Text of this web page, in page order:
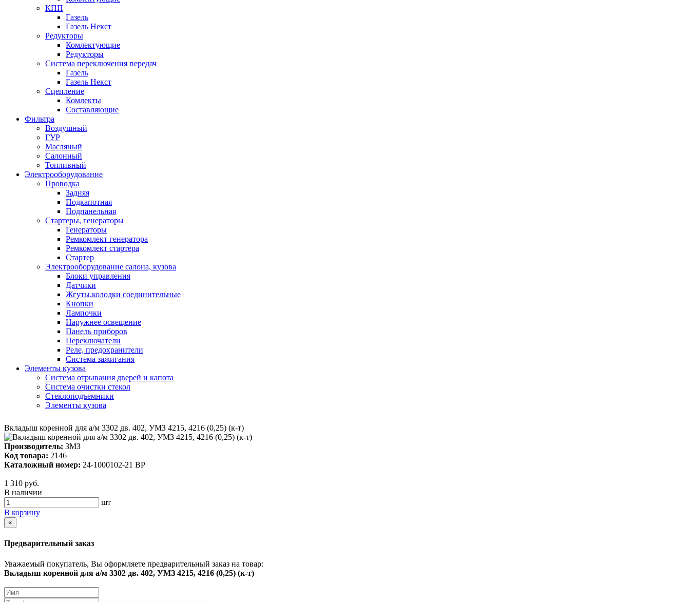
КПП
Газель
Газель Некст
Редукторы
Комлектующие
Редукторы
Система переключения передач
Газель
Газель Некст
Сцепление
Комлекты
Составляющие
Фильтра
Воздушный
ГУР
Масляный
Салонный
Топливный
Электрооборудование
Проводка
Задняя
Подкапотная
Подпанельная
Стартеры, генераторы
Генераторы
Ремкомлект генератора
Ремкомлект стартера
Стартер
Электрооборудование салона, кузова
Блоки управления
Датчики
Жгуты,колодки соединительные
Кнопки
Лампочки
Наружнее освещение
Панель приборов
Переключатели
Реле, предохранители
Система зажигания
Элементы кузова
Система отрывания дверей и капота
Система очистки стекол
Стеклоподъемники
Элементы кузова
Вкладыш коренной для а/м 3302 дв. 402, УМЗ 4215, 4216 (0,25) (к-т)
Производитель: ЗМЗ
Код товара: 2146
Каталожный номер: 24-1000102-21 ВР
1 310 руб.
В наличии
шт
В корзину
×
Предварительный заказ
Уважаемый покупатель, Вы оформляете предварительный заказ на товар:
Вкладыш коренной для а/м 3302 дв. 402, УМЗ 4215, 4216 (0,25) (к-т)